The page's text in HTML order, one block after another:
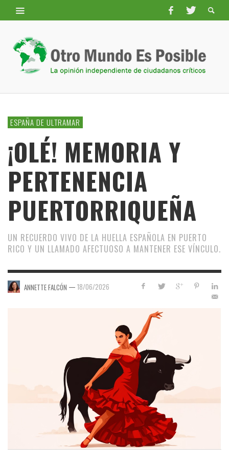
ESPAÑA DE ULTRAMAR
¡OLÉ! MEMORIA Y
PERTENENCIA
PUERTORRIQUEÑA
UN RECUERDO VIVO DE LA HUELLA ESPAÑOLA EN PUERTO
RICO Y UN LLAMADO AFECTUOSO A MANTENER ESE VÍNCULO.
ANNETTE FALCÓN — 18/06/2026